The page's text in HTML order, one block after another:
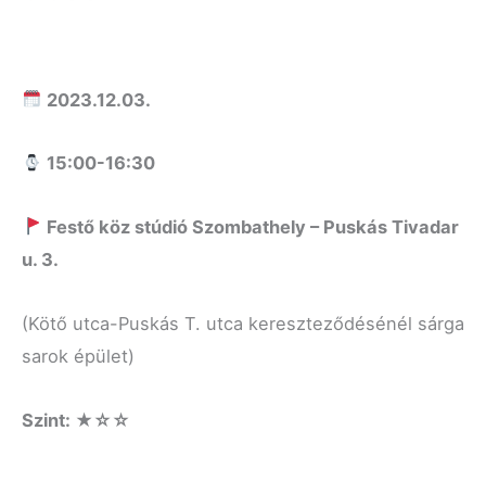
2023.12.03.
15:00-16:30
Festőköz stúdió Szombathely – Puskás Tivadar
u. 3.
(Kötő utca-Puskás T. utca kereszteződésénél sárga
sarok épület)
Szint: ★☆☆